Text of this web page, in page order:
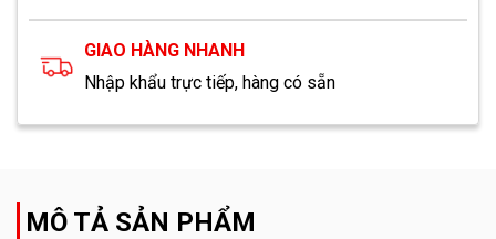
GIAO HÀNG NHANH
Nhập khẩu trực tiếp, hàng có sẵn
MÔ TẢ SẢN PHẨM